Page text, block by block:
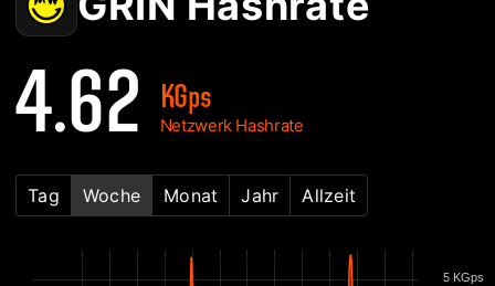
4.62 KGps
Netzwerk Hashrate
Tag Woche Monat Jahr Allzeit
5 KGps